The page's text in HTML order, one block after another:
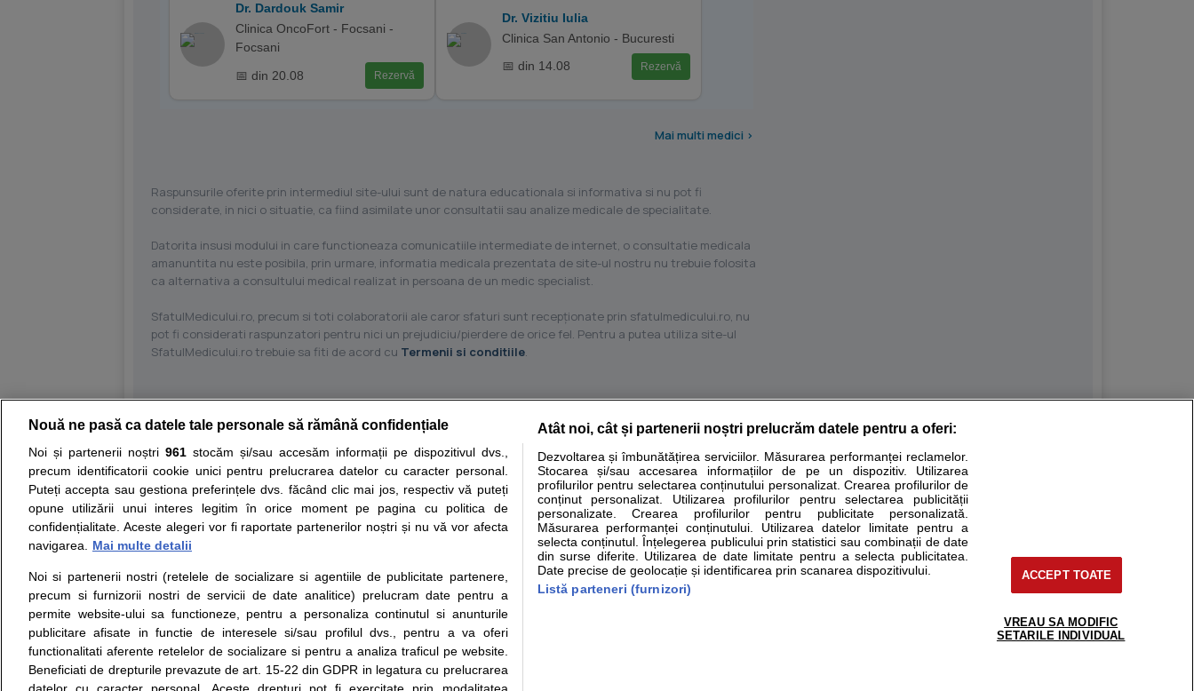
Dr. Dardouk Samir
Clinica OncoFort - Focsani -
Focsani
📅 din 20.08
Rezervă
Dr. Vizitiu Iulia
Clinica San Antonio - Bucuresti
📅 din 14.08
Rezervă
Mai multi medici >
Raspunsurile oferite prin intermediul site-ului sunt de natura educationala si informativa si nu pot fi
considerate, in nici o situatie, ca fiind asimilate unor consultatii sau analize medicale de specialitate.
Datorita insusi modului in care functioneaza comunicatiile intermediate de internet, o consultatie medicala
amanuntita nu este posibila, prin urmare, informatia medicala prezentata de site-ul nostru nu trebuie folosita
ca alternativa a consultului medical realizat in persoana de un medic specialist.
SfatulMedicului.ro, precum si toti colaboratorii ale caror sfaturi sunt recepţionate prin sfatulmedicului.ro, nu
pot fi considerati raspunzatori pentru nici un prejudiciu/pierdere de orice fel. Pentru a putea utiliza site-ul
SfatulMedicului.ro trebuie sa fiti de acord cu Termenii si conditiile.
Resurse: Autoevaluare simptome Interpretare analize Specialitati medicale
Opiniile avizate ale medicilor, sfaturile si orice alte informatii despre sanatate disponibile pe sfatulmedicului.ro au scop informativ si educational. Ele nu pot substitui consultul medical direct si
nici diagnosticul stabilit in urma investigatiilor si analizelor medicale. Va sfatuim, ca pe langa informatia primita pe sfatulmedicului.ro sa consultati fie medicul Dvs., fie unul dintre medicii pe care
ii punem la dispozitie pentru programare in sistemul de programari la medic Clickmed.
Despre noi
Contact
Intrebari frecvente
Consultanti
medicali
Termeni si conditii
Politica de
confidentialitate
Politica de cookie
Modifica Setarile Cookie
Drepturile consumatorului
Protectia consumatorilor -
ANPC
Solutionarea Alternativa a
Litigiilor
Info consumator: 0800.080.999
Formulare europene - CNAS
Parteneri
Inscriere clinica
Pentru pacient
support@sfatulmedicului.ro
0374 109 268
Nouă ne pasă ca datele tale personale să rămână confidențiale
Noi și partenerii noștri 961stocăm și/sau accesăm informații pe dispozitivul dvs.,
precum identificatorii cookie unici pentru prelucrarea datelor cu caracter personal.
Puteți accepta sau gestiona preferințele dvs. făcând clic mai jos, respectiv vă puteți
opune utilizării unui interes legitim în orice moment pe pagina cu politica de
confidențialitate. Aceste alegeri vor fi raportate partenerilor noștri și nu vă vor afecta
navigarea.
Mai multe detalii
Noi si partenerii nostri (retelele de socializare si agentiile de publicitate partenere,
precum si furnizorii nostri de servicii de date analitice) prelucram date pentru a
permite website-ului sa functioneze, pentru a personaliza continutul si anunturile
publicitare afisate in functie de interesele si/sau profilul dvs., pentru a va oferi
functionalitati aferente retelelor de socializare si pentru a analiza traficul pe website.
Beneficiati de drepturile prevazute de art. 15-22 din GDPR in legatura cu prelucrarea
Atât noi, cât și partenerii noștri prelucrăm datele pentru a oferi:
Dezvoltarea și îmbunătățirea serviciilor. Măsurarea performanței reclamelor.
Stocarea și/sau accesarea informațiilor de pe un dispozitiv. Utilizarea
profilurilor pentru selectarea conținutului personalizat. Crearea profilurilor de
conținut personalizat. Utilizarea profilurilor pentru selectarea publicității
personalizate. Crearea profilurilor pentru publicitate personalizată.
Măsurarea performanței conținutului. Utilizarea datelor limitate pentru a
selecta conținutul. Înțelegerea publicului prin statistici sau combinații de date
din surse diferite. Utilizarea de date limitate pentru a selecta publicitatea.
Date precise de geolocație și identificarea prin scanarea dispozitivului.
Listă parteneri (furnizori)
ACCEPT TOATE
VREAU SA MODIFIC
SETARILE INDIVIDUAL